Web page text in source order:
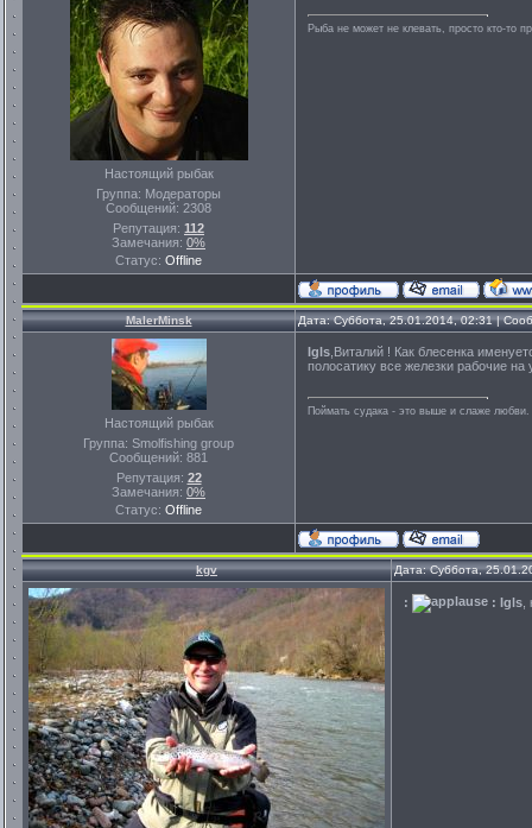
Настоящий рыбак
Группа: Модераторы
Сообщений: 2308
Репутация: 112
Замечания: 0%
Статус: Offline
Рыба не может не клевать, просто кто-то
MalerMinsk Дата: Суббота, 25.01.2014, 02:31 |
Настоящий рыбак
Группа: Smolfishing group
Сообщений: 881
Репутация: 22
Замечания: 0%
Статус: Offline
Igls ,Виталий ! Как блесенка
полосатику все железки рабочие на
Поймать судака - это выше и слаже
kgv Дата: Суббота,
: : Igls